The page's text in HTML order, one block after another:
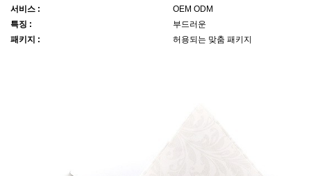
서비스 :
OEM ODM
특징 :
부드러운
패키지 :
허용되는 맞춤 패키지